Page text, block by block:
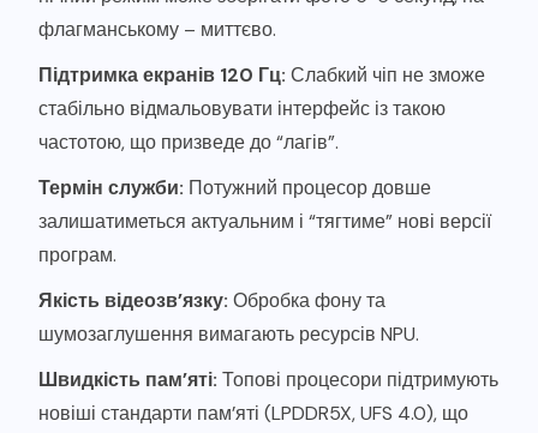
флагманському – миттєво.
Підтримка екранів 120 Гц: Слабкий чіп не зможе
стабільно відмальовувати інтерфейс із такою
частотою, що призведе до “лагів”.
Термін служби: Потужний процесор довше
залишатиметься актуальним і “тягтиме” нові версії
програм.
Якість відеозв’язку: Обробка фону та
шумозаглушення вимагають ресурсів NPU.
Швидкість пам’яті: Топові процесори підтримують
новіші стандарти пам’яті (LPDDR5X, UFS 4.0), що